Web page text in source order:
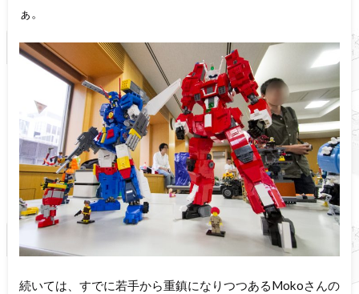
ぁ。
続いては、すでに若手から重鎮になりつつあるMokoさんの